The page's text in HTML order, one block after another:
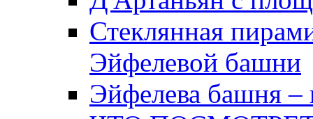
Стеклянная
Эйфелевой башни
Эйфелева башня –